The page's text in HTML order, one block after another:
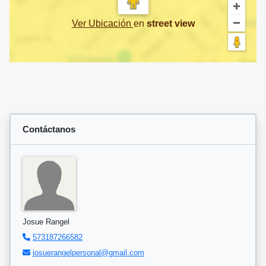
Ver Ubicación en street view
Contáctanos
Josue Rangel
573187266582
josuerangelpersonal@gmail.com